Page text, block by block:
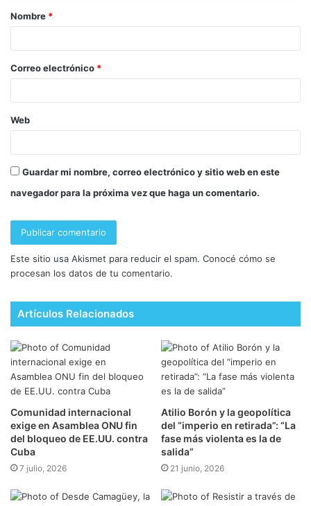
Nombre *
Correo electrónico *
Web
Guardar mi nombre, correo electrónico y sitio web en este
navegador para la próxima vez que haga un comentario.
Este sitio usa Akismet para reducir el spam. Conocé cómo se
procesan los datos de tu comentario.
Artículos Relacionados
Comunidad internacional
exige en Asamblea ONU fin
del bloqueo de EE.UU. contra
Cuba
7 julio, 2026
Atilio Borón y la geopolítica
del “imperio en retirada”: “La
fase más violenta es la de
salida”
21 junio, 2026